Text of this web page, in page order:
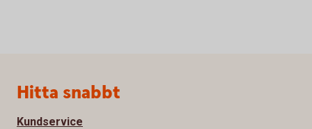
Sidfot
Hitta snabbt
Kundservice